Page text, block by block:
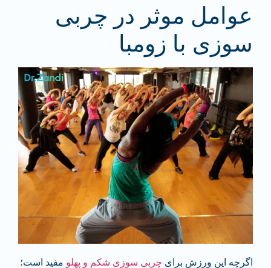
عوامل موثر در چربی
سوزی با زومبا
اگرچه این ورزش برای چربی سوزی شکم و پهلو مفید است؛